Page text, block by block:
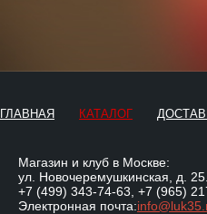
ГЛАВНАЯ КАТАЛОГ
Магазин и клуб в Москве:
ул. Новочеремушкинская, д.
+7 (499) 343-74-63 +7 (965)
Электронная почта: